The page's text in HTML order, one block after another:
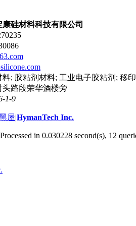
康硅材料科技有限公司
料; 胶粘剂材料; 工业电子胶粘剂; 移
头路段荣华酒楼旁
1-9
屋|HymanTech Inc.
in 0.030228 second(s), 12